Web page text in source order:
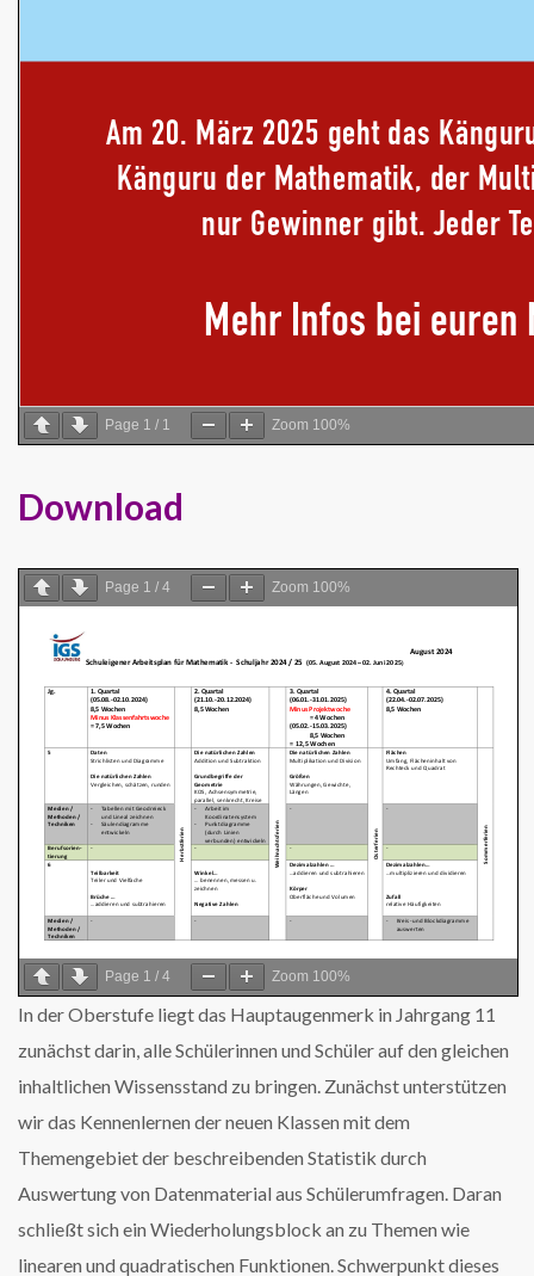
Page 1 / 1 Zoom 100%
Download
Page 1 / 4 Zoom 100%
Page 1 / 4 Zoom 100%
In der Oberstufe liegt das Hauptaugenmerk in Jahrgang 11
zunächst darin, alle Schülerinnen und Schüler auf den gleichen
inhaltlichen Wissensstand zu bringen. Zunächst unterstützen
wir das Kennenlernen der neuen Klassen mit dem
Themengebiet der beschreibenden Statistik durch
Auswertung von Datenmaterial aus Schülerumfragen. Daran
schließt sich ein Wiederholungsblock an zu Themen wie
linearen und quadratischen Funktionen. Schwerpunkt dieses